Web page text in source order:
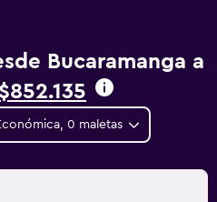
Bucaramanga a
$852.135
0 maletas